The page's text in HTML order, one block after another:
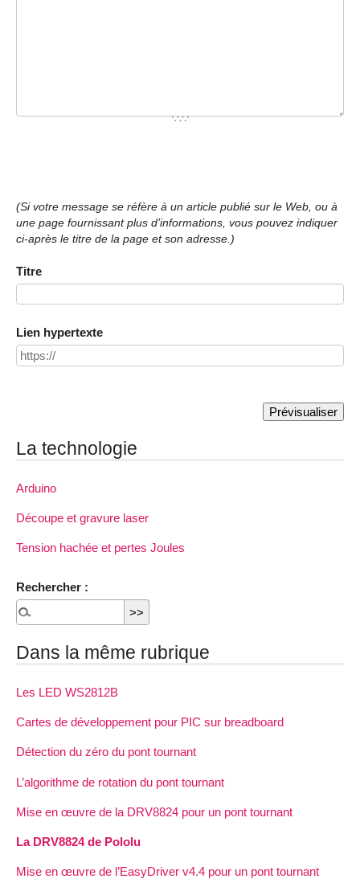
(Si votre message se réfère à un article publié sur le Web, ou à
une page fournissant plus d’informations, vous pouvez indiquer
ci-après le titre de la page et son adresse.)
Titre
Lien hypertexte
La technologie
Arduino
Découpe et gravure laser
Tension hachée et pertes Joules
Rechercher :
Dans la même rubrique
Les LED WS2812B
Cartes de développement pour PIC sur breadboard
Détection du zéro du pont tournant
L’algorithme de rotation du pont tournant
Mise en œuvre de la DRV8824 pour un pont tournant
La DRV8824 de Pololu
Mise en œuvre de l’EasyDriver v4.4 pour un pont tournant